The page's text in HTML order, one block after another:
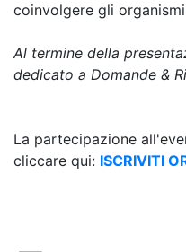
coinvolgere gli
Al termine della
dedicato a Domande &
La partecipazione
cliccare qui: ISCRIVITI